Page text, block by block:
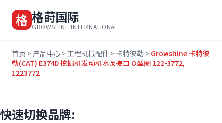
格 格莳国际
GROWSHINE INTERNATIONAL
首页 > 产品中心 >工程机械配件 >卡特彼勒 > Growshine 卡特彼
勒(CAT) E374D 挖掘机发动机水泵接口 O型圈 122-3772,
1223772
快速切换品牌: